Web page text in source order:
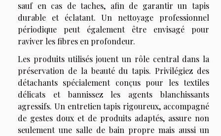
sauf en cas de taches, afin de garantir un tapis
durable et éclatant. Un nettoyage professionnel
périodique peut également être envisagé pour
raviver les fibres en profondeur.
Les produits utilisés jouent un rôle central dans la
préservation de la beauté du tapis. Privilégiez des
détachants spécialement conçus pour les textiles
délicats et bannissez les agents blanchissants
agressifs. Un entretien tapis rigoureux, accompagné
de gestes doux et de produits adaptés, assure non
seulement une salle de bain propre mais aussi un